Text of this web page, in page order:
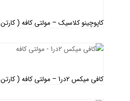
کاپوچینو کلاسیک – مولتی کافه ( کارتن 4 عددی )
کافی میکس 2در1 – مولتی کافه ( کارتن 4 عددی )